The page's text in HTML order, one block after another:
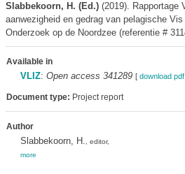
Slabbekoorn, H. (Ed.)(2019). Rapportage
aanwezigheid en gedrag van pelagische
Onderzoek op de Noordzee (referentie #
Available in
VLIZ: Open access 341289 [ download pdf
Document type: Project report
Author
Slabbekoorn, H. , editor,
more